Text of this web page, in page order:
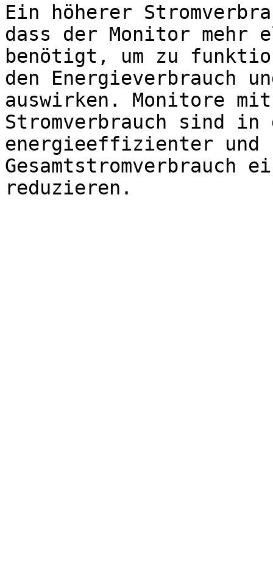
Ein höherer
dass der Monitor mehr
benötigt, um zu
den Energieverbrauch
auswirken. Monitore
Stromverbrauch sind in
energieeffizienter und
Gesamtstromverbrauch